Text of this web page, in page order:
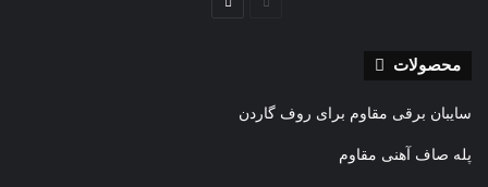
محصولات
سایبان برقی مقاوم برای روف گاردن
پله صاف آهنی مقاوم